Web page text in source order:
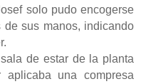
solo pudo encogerse
sus manos, indicando
de estar de la planta
una compresa